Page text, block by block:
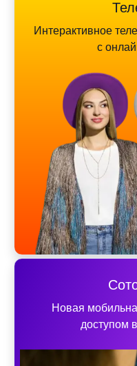
Интерактивное
с
Новая
доступом